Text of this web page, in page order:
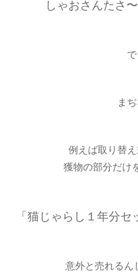
しゃおさんたさ
ま
例えば取り替
獲物の部分だけ
「猫じゃらし１年分セ
意外と売れるん